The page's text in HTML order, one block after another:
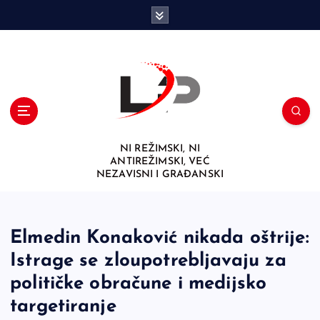
NI REŽIMSKI, NI
ANTIREŽIMSKI, VEĆ
NEZAVISNI I GRAĐANSKI
Elmedin Konaković nikada oštrije:
Istrage se zloupotrebljavaju za
političke obračune i medijsko
targetiranje